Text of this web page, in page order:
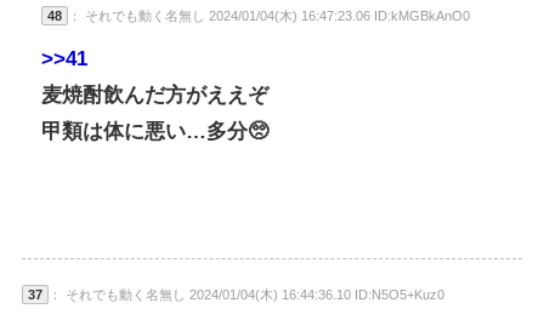
48 ： それでも動く名無し 2024/01/04(木) 16:47:23.06 ID:kMGBkAnO0
>>41
麦焼酎飲んだ方がええぞ
甲類は体に悪い…多分🥺
37 ： それでも動く名無し 2024/01/04(木) 16:44:36.10 ID:N5O5+Kuz0